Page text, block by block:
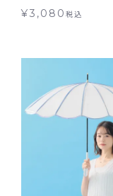
雨傘 長傘 ジャンプ傘
¥3,080税込